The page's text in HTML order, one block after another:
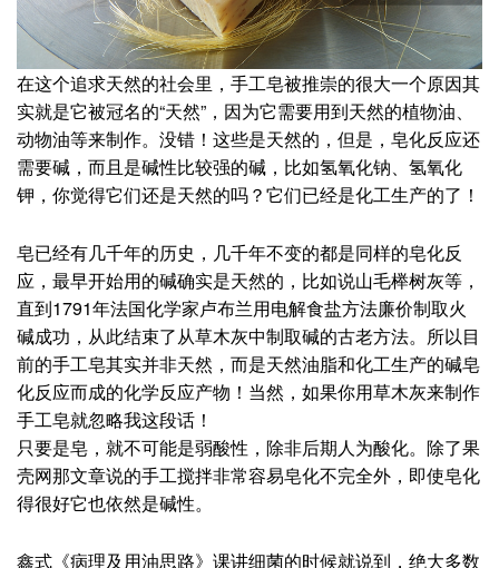
在这个追求天然的社会里，手工皂被推崇的很大一个原因其
实就是它被冠名的“天然”，因为它需要用到天然的植物油、
动物油等来制作。没错！这些是天然的，但是，皂化反应还
需要碱，而且是碱性比较强的碱，比如氢氧化钠、氢氧化
钾，你觉得它们还是天然的吗？它们已经是化工生产的了！
皂已经有几千年的历史，几千年不变的都是同样的皂化反
应，最早开始用的碱确实是天然的，比如说山毛榉树灰等，
直到1791年法国化学家卢布兰用电解食盐方法廉价制取火
碱成功，从此结束了从草木灰中制取碱的古老方法。所以目
前的手工皂其实并非天然，而是天然油脂和化工生产的碱皂
化反应而成的化学反应产物！当然，如果你用草木灰来制作
手工皂就忽略我这段话！